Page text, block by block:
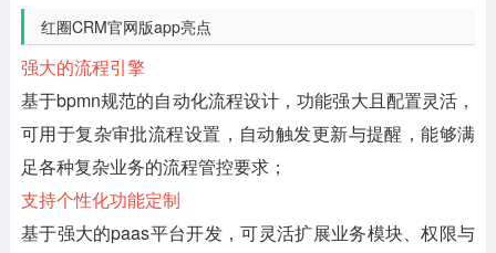
红圈CRM官网版app亮点
强大的流程引擎
基于bpmn规范的自动化流程设计，功能强大且配置灵活，
可用于复杂审批流程设置，自动触发更新与提醒，能够满
足各种复杂业务的流程管控要求；
支持个性化功能定制
基于强大的paas平台开发，可灵活扩展业务模块、权限与